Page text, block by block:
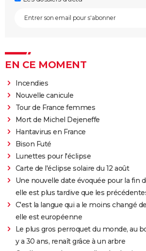
EN CE MOMENT
Incendies
Nouvelle canicule
Tour de France femmes
Mort de Michel Dejeneffe
Hantavirus en France
Bison Futé
Lunettes pour l'éclipse
Carte de l'éclipse solaire du 12 août
Une nouvelle date évoquée pour la fin
elle est plus tardive que les
C'est la langue qui a le moins changé
elle est européenne
Le plus gros perroquet du monde, au
y a 30 ans, renaît grâce à un arbre